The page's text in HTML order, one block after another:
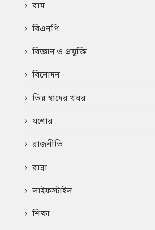
বাম
বিএনপি
বিজ্ঞান ও প্রযুক্তি
বিনোদন
ভিন্ন স্বা‌দের খবর
যশোর
রাজনীতি
রান্না
লাইফস্টাইল
শিক্ষা